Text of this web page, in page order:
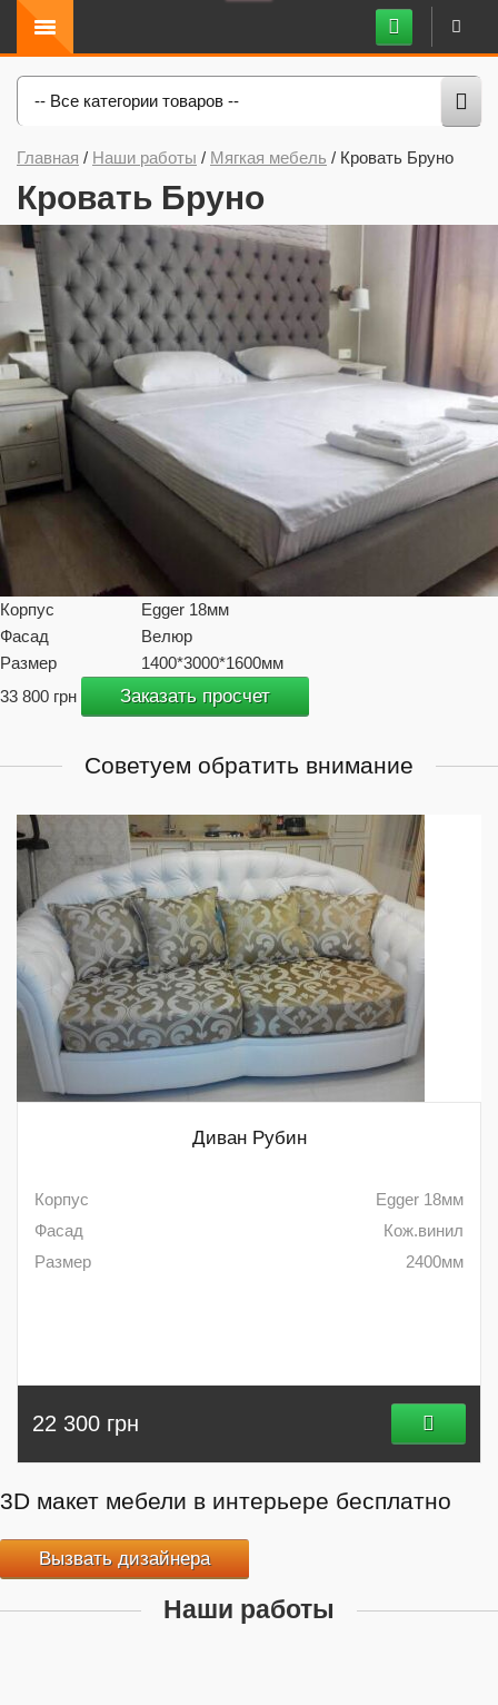
-- Все категории товаров --
Главная / Наши работы / Мягкая мебель / Кровать Бруно
Кровать Бруно
Корпус
Egger 18мм
Фасад
Велюр
Размер
1400*3000*1600мм
33 800 грн
Заказать просчет
Советуем обратить внимание
Диван Рубин
22 300 грн
Корпус
Egger 18мм
Фасад
Кож.винил
Размер
2400мм
3D макет мебели в интерьере бесплатно
Вызвать дизайнера
Наши работы